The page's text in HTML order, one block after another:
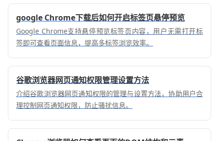
google Chrome下载后如何开启标签页悬停预览
Google Chrome支持悬停预览标签页内容，用户无需打开标
签即可查看页面信息，提高多标签浏览效率。
谷歌浏览器网页通知权限管理设置方法
介绍谷歌浏览器网页通知权限的管理与设置方法，协助用户合
理控制网页通知权限，防止骚扰信息。